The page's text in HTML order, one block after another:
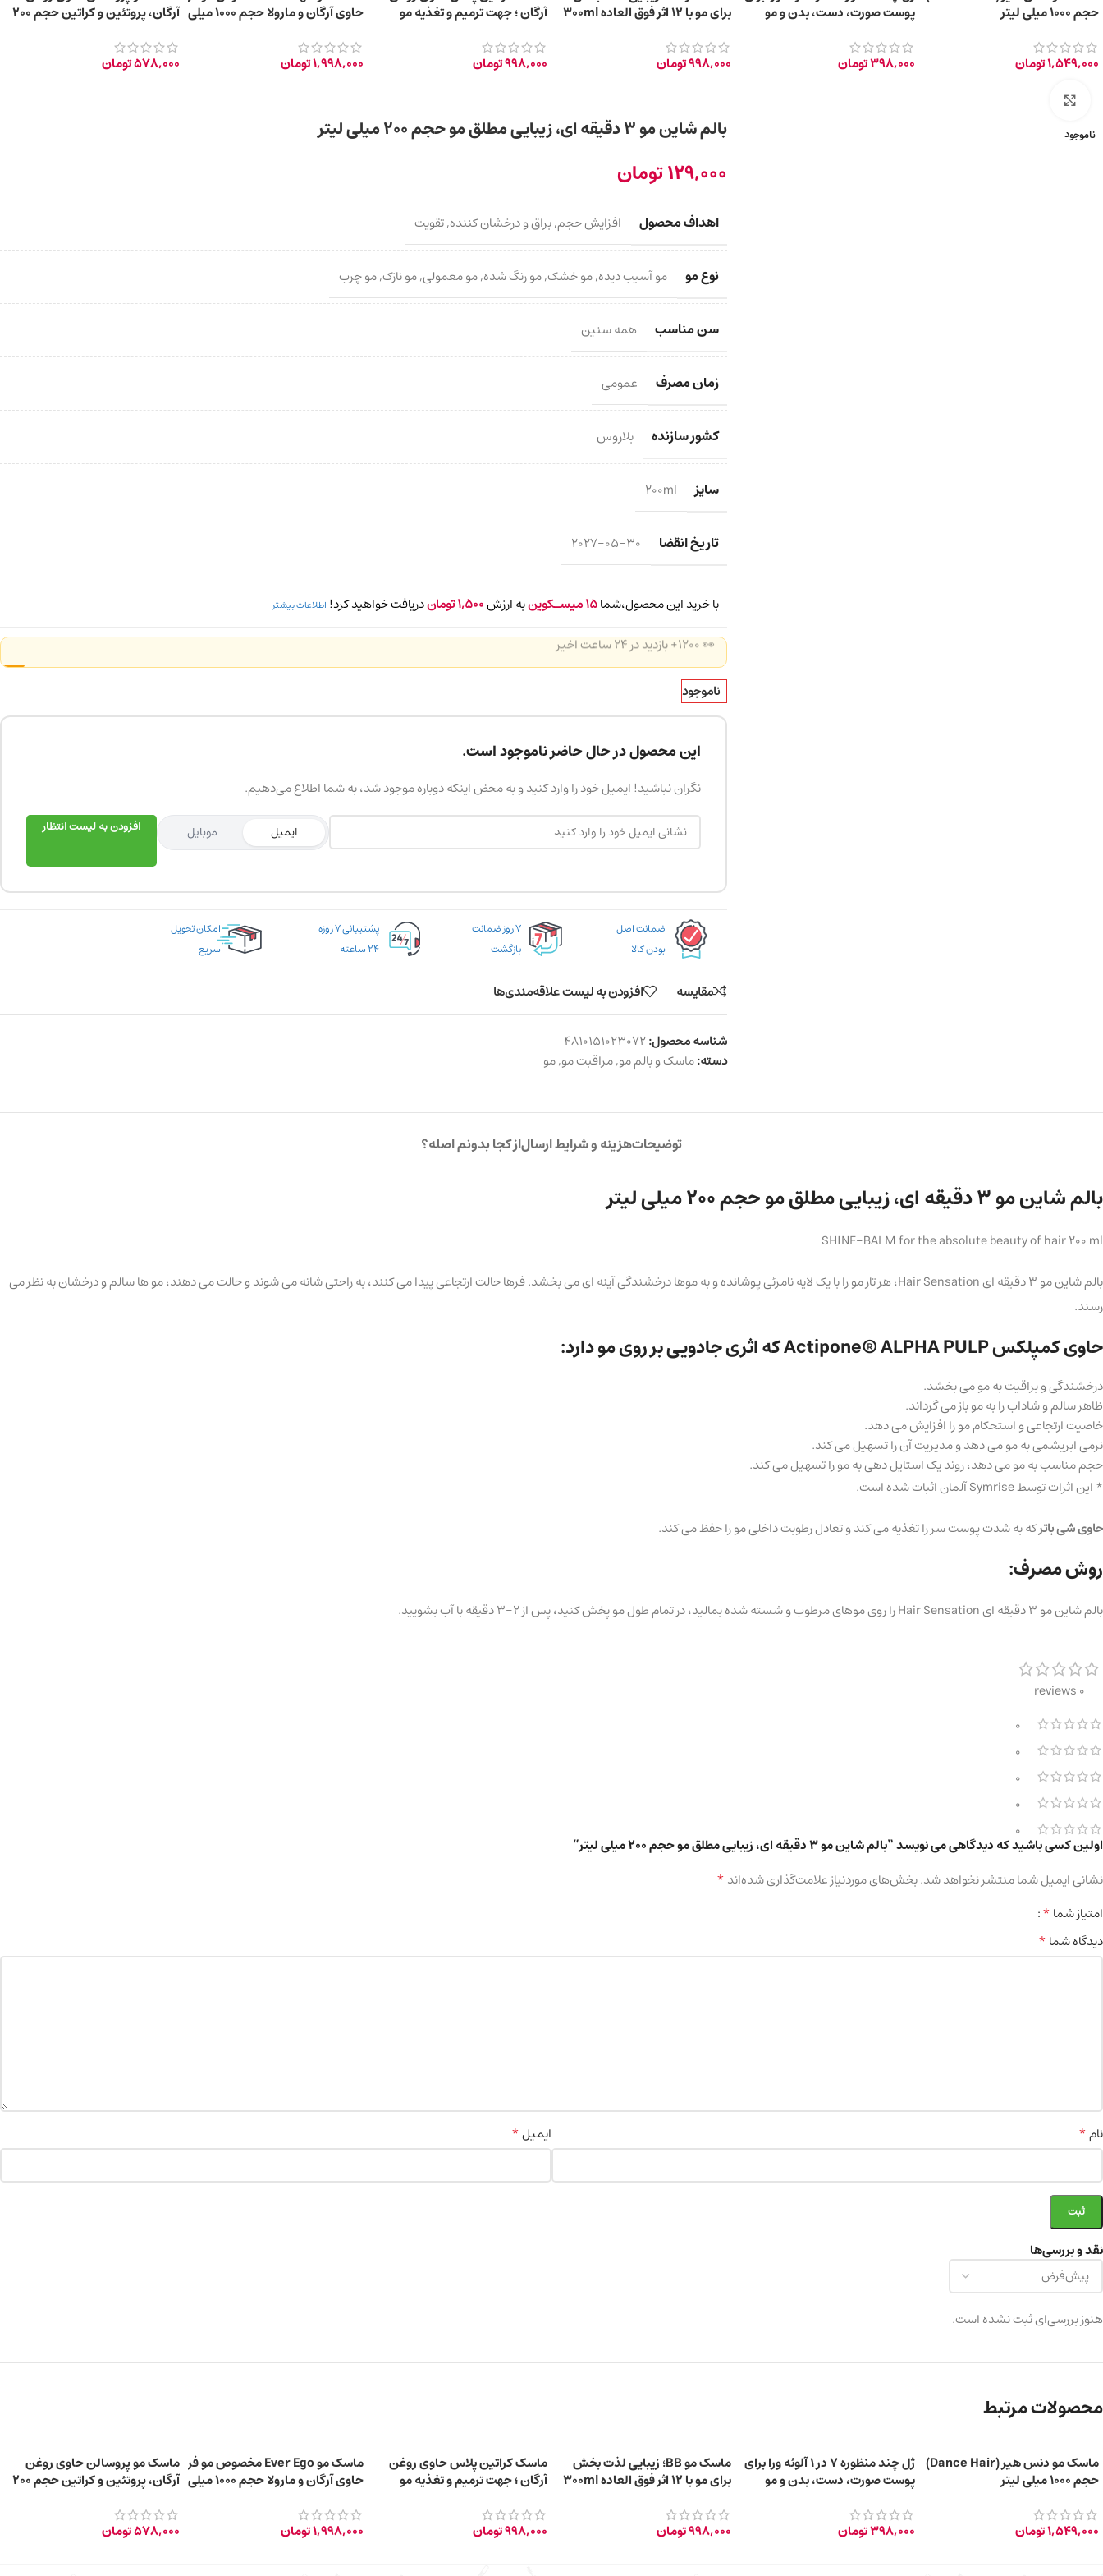
حجم ۱۰۰۰ میلی لیتر
1,549,000تومان
پوست صورت، دست، بدن و مو
398,000تومان
برای مو با 12 اثر فوق العاده 300ml
998,000تومان
آرگان ؛ جهت ترمیم و تغذیه مو
998,000تومان
حاوی آرگان و مارولا حجم ۱۰۰۰ میلی
1,998,000تومان
آرگان، پروتئین‌ و کراتین حجم 200
578,000تومان
ناموجود بالم شاین مو 3 دقیقه ای، زیبایی مطلق مو حجم 200 میلی لیتر
129,000تومان
اهداف محصول افزایش حجم,براق و درخشان کننده,تقویت
نوع مو مو آسیب دیده,مو خشک,مو رنگ شده,مو معمولی,مو نازک,مو چرب
سن مناسب همه سنین
زمان مصرف عمومی
کشور سازنده بلاروس
سایز 200ml
تاریخ انقضا 2027-05-30
با خرید این محصول،شما15میسـکوینبه ارزش1,500توماندریافت خواهید کرد! اطلاعات بیشتر
👀 1200+ بازدید در ۲۴ ساعت اخیر
ناموجود
این محصول در حال حاضر ناموجود است.
نگران نباشید! ایمیل خود را وارد کنید و به محض اینکه دوباره موجود شد، به شما اطلاع می‌دهیم.
ایمیل موبایل افزودن به لیست انتظار
ضمانت اصل
بودن کالا
۷ روز ضمانت
بازگشت
پشتیبانی ۷ روزه
۲۴ ساعته
امکان تحویل
سریع
مقایسه افزودن به لیست علاقه‌مندی‌ها
شناسه محصول:4810151023072
دسته:ماسک و بالم مو,مراقبت مو,مو
توضیحاتهزینه و شرایط ارسالاز کجا بدونم اصله؟
بالم شاین مو 3 دقیقه ای، زیبایی مطلق مو حجم 200 میلی لیتر
SHINE-BALM for the absolute beauty of hair 200 ml
بالم شاین مو 3 دقیقه ای Hair Sensation، هر تار مو را با یک لایه نامرئی پوشانده و به موها درخشندگی آینه ای می بخشد. فرها حالت ارتجاعی پیدا می کنند، به راحتی شانه می شوند و حالت می دهند، مو ها سالم و درخشان به نظر می
رسند.
حاوی کمپلکس Actipone® ALPHA PULP که اثری جادویی بر روی مو دارد:
درخشندگی و براقیت به مو می بخشد.
ظاهر سالم و شاداب را به مو باز می گرداند.
خاصیت ارتجاعی و استحکام مو را افزایش می دهد.
نرمی ابریشمی به مو می دهد و مدیریت آن را تسهیل می کند.
حجم مناسب به مو می دهد، روند یک استایل دهی به مو را تسهیل می کند.
* این اثرات توسط Symrise آلمان اثبات شده است.
حاوی شی باترکه به شدت پوست سر را تغذیه می کند و تعادل رطوبت داخلی مو را حفظ می کند.
روش مصرف:
بالم شاین مو 3 دقیقه ای Hair Sensation را روی موهای مرطوب و شسته شده بمالید، در تمام طول مو پخش کنید، پس از 2-3 دقیقه با آب بشویید.
0 reviews
0
0
0
0
0
نقد و بررسی‌ها
هنوز بررسی‌ای ثبت نشده است.
اولین کسی باشید که دیدگاهی می نویسد “بالم شاین مو 3 دقیقه ای، زیبایی مطلق مو حجم 200 میلی لیتر”
نشانی ایمیل شما منتشر نخواهد شد.بخش‌های موردنیاز علامت‌گذاری شده‌اند*
امتیاز شما*
دیدگاه شما*
نام* ایمیل*
محصولات مرتبط
ماسک مو دنس هیر (Dance Hair)
حجم ۱۰۰۰ میلی لیتر
1,549,000تومان
ژل چند منظوره 7 در 1 آلوئه ورا برای
پوست صورت، دست، بدن و مو
398,000تومان
ماسک مو BB؛ زیبایی لذت بخش
برای مو با 12 اثر فوق العاده 300ml
998,000تومان
ماسک کراتین پلاس حاوی روغن
آرگان ؛ جهت ترمیم و تغذیه مو
998,000تومان
ماسک مو Ever Ego مخصوص مو فر
حاوی آرگان و مارولا حجم ۱۰۰۰ میلی
1,998,000تومان
ماسک مو پروسالن حاوی روغن
آرگان، پروتئین‌ و کراتین حجم 200
578,000تومان